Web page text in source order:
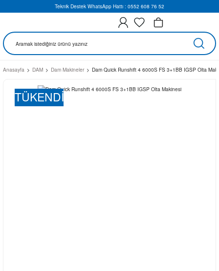
Teknik Destek WhatsApp Hattı : 0552 608 76 52
Anasayfa DAM Dam Makineler Dam Quick Runshift 4 6000S FS 3+1BB IGSP Olta
TÜKENDİ